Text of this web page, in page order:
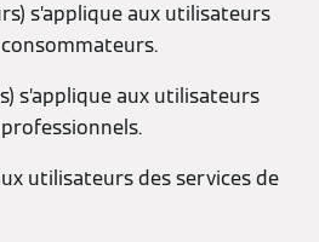
s’applique aux utilisateurs
s’applique aux utilisateurs
utilisateurs des services de